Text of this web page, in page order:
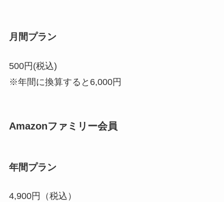
月間プラン
500円(税込)
※年間に換算すると6,000円
Amazonファミリー会員
年間プラン
4,900円（税込）